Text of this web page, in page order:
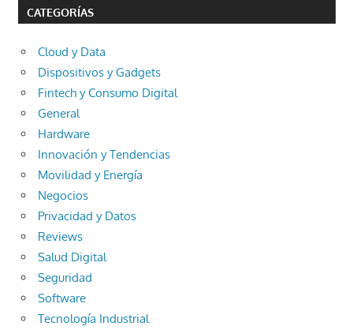
CATEGORÍAS
Cloud y Data
Dispositivos y Gadgets
Fintech y Consumo Digital
General
Hardware
Innovación y Tendencias
Movilidad y Energía
Negocios
Privacidad y Datos
Reviews
Salud Digital
Seguridad
Software
Tecnología Industrial